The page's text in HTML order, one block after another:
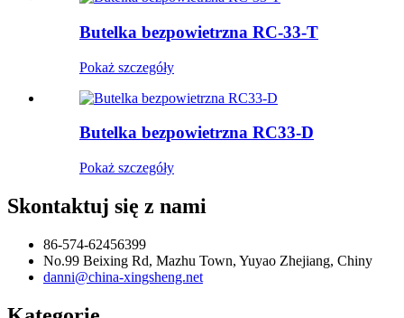
Butelka bezpowietrzna RC-33-T
Pokaż szczegóły
Butelka bezpowietrzna RC33-D
Pokaż szczegóły
Skontaktuj się z nami
86-574-62456399
No.99 Beixing Rd, Mazhu Town, Yuyao Zhejiang, Chiny
danni@china-xingsheng.net